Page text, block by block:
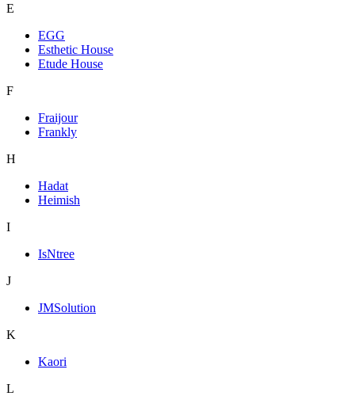
E
EGG
Esthetic House
Etude House
F
Fraijour
Frankly
H
Hadat
Heimish
I
IsNtree
J
JMSolution
K
Kaori
L